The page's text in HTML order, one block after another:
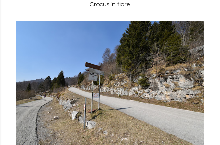
Crocus in fiore.